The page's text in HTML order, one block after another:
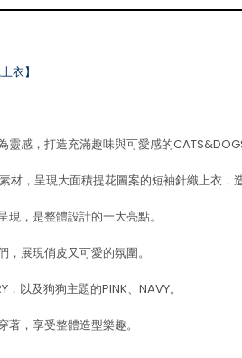
衣】
感，打造充滿趣味與可愛感的
材，呈現大面積提花圖案的短袖針織上衣，
，是整體設計的一大亮點。
展現俏皮又可愛的氛圍。
以及狗狗主題的PINK、NAVY。
，享受整體造型樂趣。